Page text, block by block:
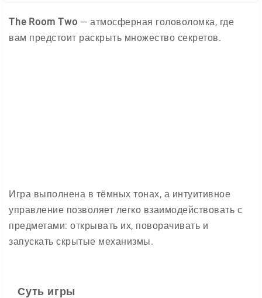
The Room Two — атмосферная головоломка, где
вам предстоит раскрыть множество секретов.
Игра выполнена в тёмных тонах, а интуитивное
управление позволяет легко взаимодействовать с
предметами: открывать их, поворачивать и
запускать скрытые механизмы.
Суть игры